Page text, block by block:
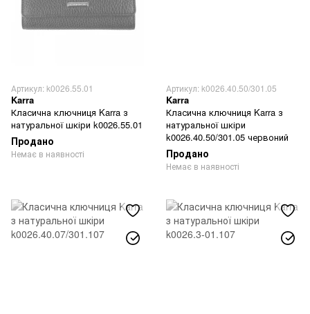
Артикул: k0026.55.01
Karra
Класична ключниця Karra з
натуральної шкіри k0026.55.01
Продано
Немає в наявності
Артикул: k0026.40.50/301.05
Karra
Класична ключниця Karra з
натуральної шкіри
k0026.40.50/301.05 червоний
Продано
Немає в наявності